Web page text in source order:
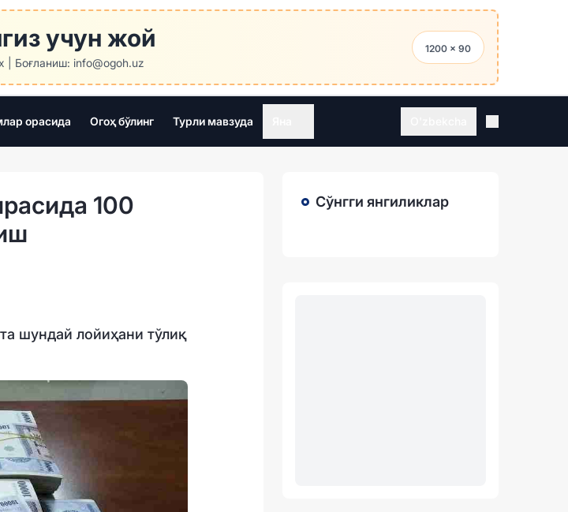
учун жой
| Боғланиш: info@ogoh.uz
1200 × 90
орасида Огоҳ бўлинг Турли мавзуда
100
шундай лойиҳани тўлиқ
Сўнгги янгиликлар